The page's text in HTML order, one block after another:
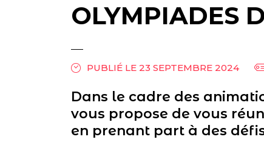
OLYMPIADES
PUBLIÉ LE 23 SEPTEMBRE 2024
Dans le cadre des
vous propose de vous
en prenant part à des